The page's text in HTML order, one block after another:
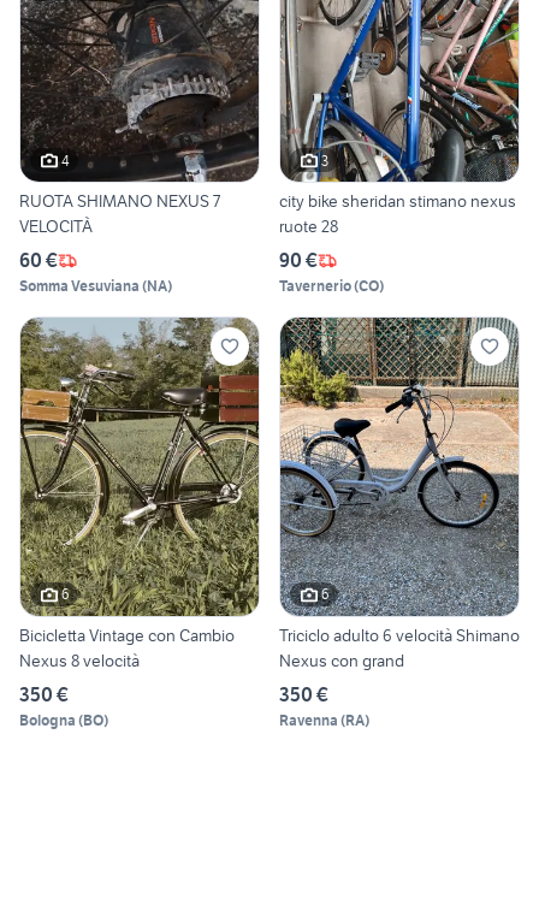
4
RUOTA SHIMANO NEXUS 7
VELOCITÀ
60 €
Somma Vesuviana (NA)
3
city bike sheridan stimano nexus
ruote 28
90 €
Tavernerio(CO)
6
Bicicletta Vintage con Cambio
Nexus 8 velocità
350 €
Bologna (BO)
6
Triciclo adulto 6 velocità Shimano
Nexus con grand
350 €
Ravenna (RA)